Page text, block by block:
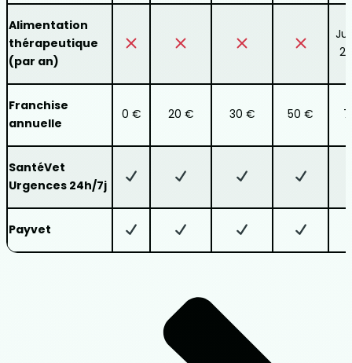
Alimentation
thérapeutique
(par an)
Franchise
annuelle
0 € 20 € 30 € 50 €
SantéVet
Urgences 24h/7j
Payvet